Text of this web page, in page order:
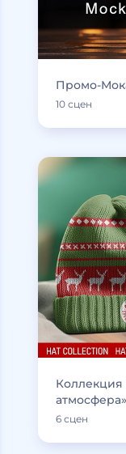
Промо-
10 сцен
Коллекция
атмосфера»
6 сцен